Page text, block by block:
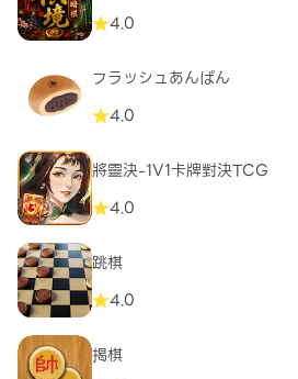
4.0
フラッシュあんぱん
4.0
將靈決-1V1卡牌對決TCG
4.0
跳棋
4.0
揭棋